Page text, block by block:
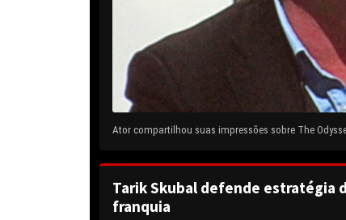
Ator compartilhou suas impressões sobre The
Tarik Skubal defende estratégia
franquia